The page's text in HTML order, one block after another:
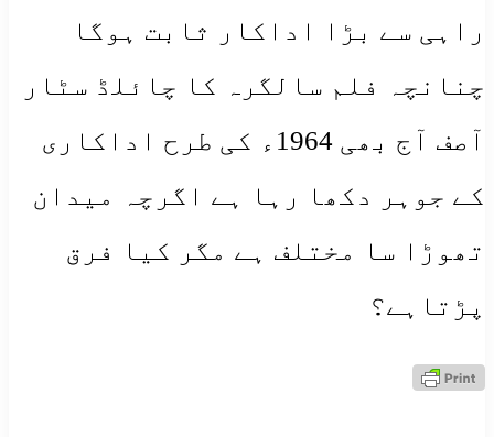
راہی سے بڑا اداکار ثابت ہوگا
چنانچہ فلم سالگرہ کا چائلڈ سٹار
آصف آج بھی 1964ء کی طرح اداکاری
کے جوہر دکھا رہا ہے اگرچہ میدان
تھوڑا سا مختلف ہے مگر کیا فرق
پڑتاہے؟